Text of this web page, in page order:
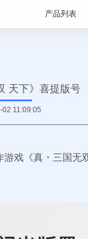
产品列表
天下》喜提版号
11:09:05
戏《真・三国无